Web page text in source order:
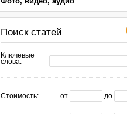
Поиск статей
Ключевые
слова:
Стоимость: от до